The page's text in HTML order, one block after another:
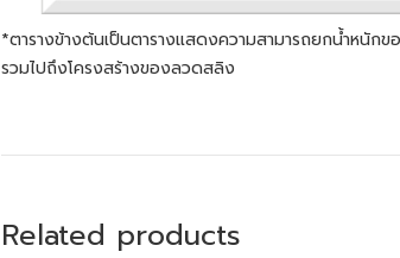
*ตารางข้างต้นเป็นตารางแสดงความสามารถยกน้ำหนัก
รวมไปถึงโครงสร้างของลวดสลิง
Related products